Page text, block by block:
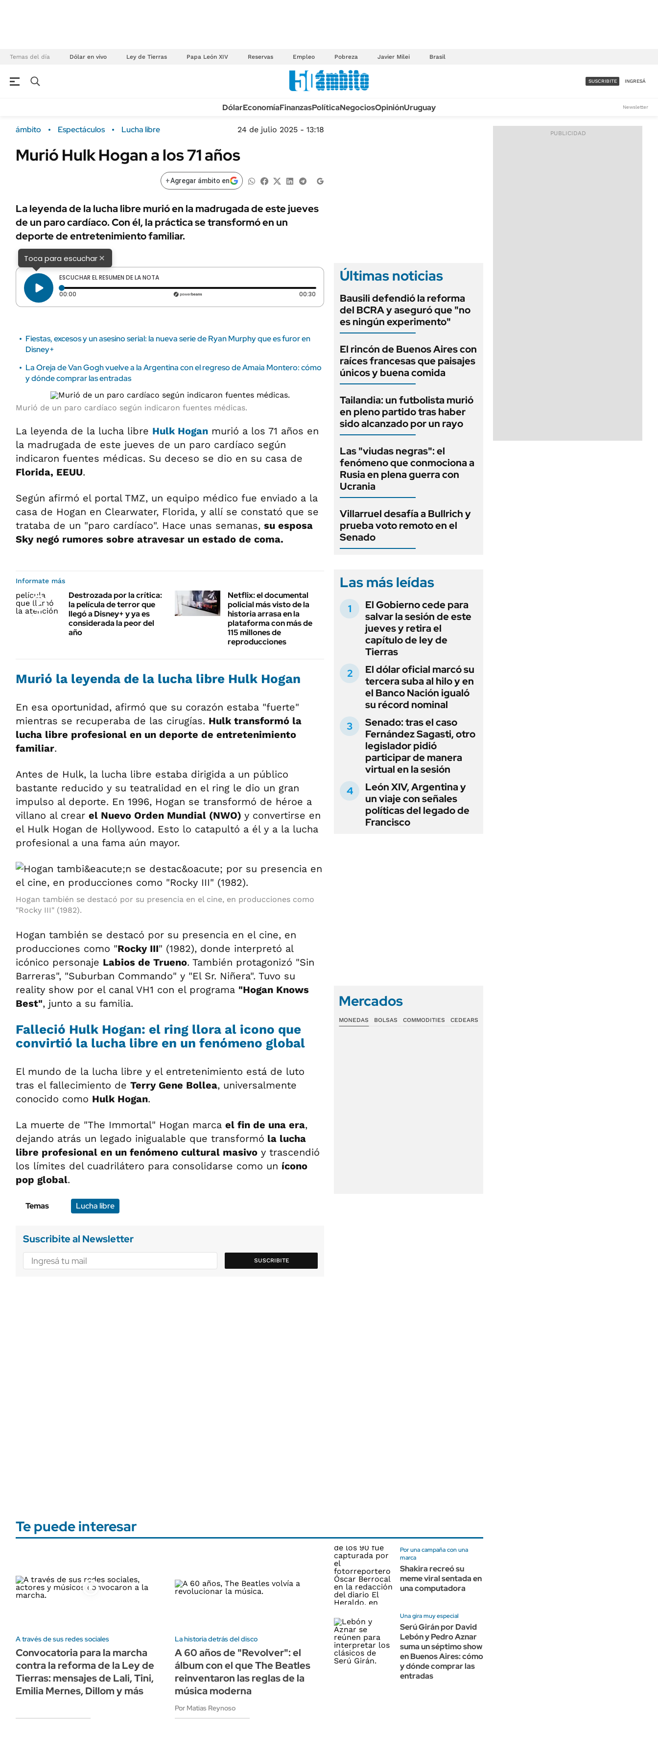
Temas del día Dólar en vivo Ley de Tierras Papa León XIV Reservas Empleo Pobreza Javier Milei Brasil
Campo
Mercados
ÁMBITO DEBATE
MEDIAKIT AMBITO DEBATE
Sustentabilidad
ENERGY REPORT
Nacional
Municipios
TECNOLOGÍA
MÉXICO
INFORMACIÓN GENERAL
DEPORTES
LIFESTYLE
ACCESO FULL - $1.800/MES
SUSCRIBITE INGRESÁ
DólarEconomíaFinanzasPolíticaNegociosOpiniónUruguay Newsletter
ámbito Espectáculos Lucha libre 24 de julio 2025 - 13:18
Murió Hulk Hogan a los 71 años
+Agregar ámbito en
La leyenda de la lucha libre murió en la madrugada de este jueves
de un paro cardíaco. Con él, la práctica se transformó en un
deporte de entretenimiento familiar.
Toca para escuchar×
ESCUCHAR EL RESUMEN DE LA NOTA
00:00 Tiempo transcurrido: 0 segundos 00:30 Duración: 30 segundos
Fiestas, excesos y un asesino serial: la nueva serie de Ryan Murphy que es furor en
Disney+
La Oreja de Van Gogh vuelve a la Argentina con el regreso de Amaia Montero: cómo
y dónde comprar las entradas
Murió de un paro cardíaco según indicaron fuentes médicas.
La leyenda de la lucha libre Hulk Hogan murió a los 71 años en
la madrugada de este jueves de un paro cardíaco según
indicaron fuentes médicas. Su deceso se dio en su casa de
Florida, EEUU.
Según afirmó el portal TMZ, un equipo médico fue enviado a la
casa de Hogan en Clearwater, Florida, y allí se constató que se
trataba de un "paro cardíaco". Hace unas semanas, su esposa
Sky negó rumores sobre atravesar un estado de coma.
Informate más
Destrozada por la crítica:
la película de terror que
llegó a Disney+ y ya es
considerada la peor del
año
Netflix: el documental
policial más visto de la
historia arrasa en la
plataforma con más de
115 millones de
reproducciones
Murió la leyenda de la lucha libre Hulk Hogan
En esa oportunidad, afirmó que su corazón estaba "fuerte"
mientras se recuperaba de las cirugías. Hulk transformó la
lucha libre profesional en un deporte de entretenimiento
familiar.
Antes de Hulk, la lucha libre estaba dirigida a un público
bastante reducido y su teatralidad en el ring le dio un gran
impulso al deporte. En 1996, Hogan se transformó de héroe a
villano al crear el Nuevo Orden Mundial (NWO) y convertirse en
el Hulk Hogan de Hollywood. Esto lo catapultó a él y a la lucha
profesional a una fama aún mayor.
Hogan también se destacó por su presencia en el cine, en producciones como
"Rocky III" (1982).
Hogan también se destacó por su presencia en el cine, en
producciones como "Rocky III" (1982), donde interpretó al
icónico personaje Labios de Trueno. También protagonizó "Sin
Barreras", "Suburban Commando" y "El Sr. Niñera". Tuvo su
reality show por el canal VH1 con el programa "Hogan Knows
Best", junto a su familia.
Falleció Hulk Hogan: el ring llora al icono que
convirtió la lucha libre en un fenómeno global
El mundo de la lucha libre y el entretenimiento está de luto
tras el fallecimiento de Terry Gene Bollea, universalmente
conocido como Hulk Hogan.
La muerte de "The Immortal" Hogan marca el fin de una era,
dejando atrás un legado inigualable que transformó la lucha
libre profesional en un fenómeno cultural masivo y trascendió
los límites del cuadrilátero para consolidarse como un ícono
pop global.
Temas Lucha libre
Suscribite al Newsletter
SUSCRIBITE
Últimas noticias
Bausili defendió la reforma
del BCRA y aseguró que "no
es ningún experimento"
El rincón de Buenos Aires con
raíces francesas que paisajes
únicos y buena comida
Tailandia: un futbolista murió
en pleno partido tras haber
sido alcanzado por un rayo
Las "viudas negras": el
fenómeno que conmociona a
Rusia en plena guerra con
Ucrania
Villarruel desafía a Bullrich y
prueba voto remoto en el
Senado
Las más leídas
El Gobierno cede para
salvar la sesión de este
jueves y retira el
capítulo de ley de
Tierras
El dólar oficial marcó su
tercera suba al hilo y en
el Banco Nación igualó
su récord nominal
Senado: tras el caso
Fernández Sagasti, otro
legislador pidió
participar de manera
virtual en la sesión
León XIV, Argentina y
un viaje con señales
políticas del legado de
Francisco
Mercados
MONEDAS BOLSAS COMMODITIES CEDEARS
Te puede interesar
A través de sus redes sociales
Convocatoria para la marcha
contra la reforma de la Ley de
Tierras: mensajes de Lali, Tini,
Emilia Mernes, Dillom y más
La historia detrás del disco
A 60 años de "Revolver": el
álbum con el que The Beatles
reinventaron las reglas de la
música moderna
Por Matias Reynoso
Por una campaña con una
marca
Shakira recreó su
meme viral sentada en
una computadora
Una gira muy especial
Serú Girán por David
Lebón y Pedro Aznar
suma un séptimo show
en Buenos Aires: cómo
y dónde comprar las
entradas